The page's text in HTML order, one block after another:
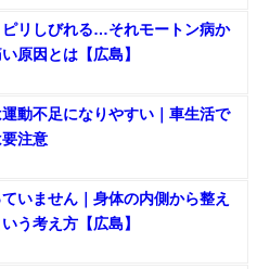
ピリしびれる…それモートン病か
原因とは【広島】
動不足になりやすい｜車生活で
注意
いません｜身体の内側から整え
う考え方【広島】